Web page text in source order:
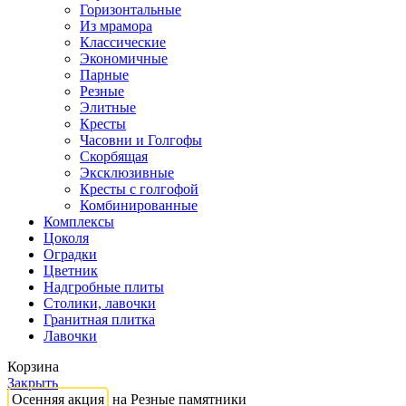
Горизонтальные
Из мрамора
Классические
Экономичные
Парные
Резные
Элитные
Кресты
Часовни и Голгофы
Скорбящая
Эксклюзивные
Кресты с голгофой
Комбинированные
Комплексы
Цоколя
Оградки
Цветник
Надгробные плиты
Столики, лавочки
Гранитная плитка
Лавочки
Корзина
Закрыть
Осенняя акция на Резные памятники